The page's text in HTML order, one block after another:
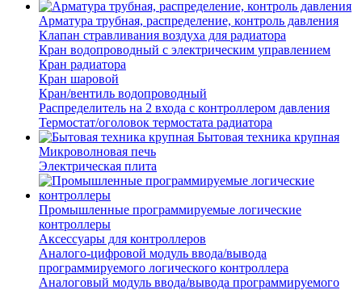
Арматура трубная, распределение, контроль давления
Клапан стравливания воздуха для радиатора
Кран водопроводный с электрическим управлением
Кран радиатора
Кран шаровой
Кран/вентиль водопроводный
Распределитель на 2 входа с контроллером давления
Термостат/оголовок термостата радиатора
Бытовая техника крупная
Микроволновая печь
Электрическая плита
Промышленные программируемые логические
контроллеры
Аксессуары для контроллеров
Аналого-цифровой модуль ввода/вывода
программируемого логического контроллера
Аналоговый модуль ввода/вывода программируемого